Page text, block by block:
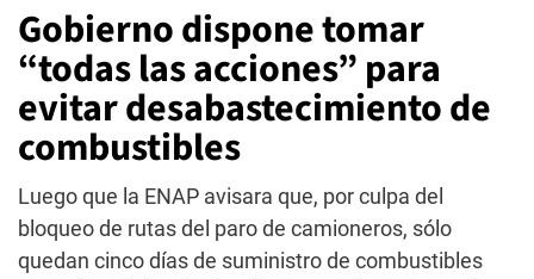
Gobierno dispone tomar
“todas las acciones” para
evitar desabastecimiento de
combustibles
Luego que la ENAP avisara que, por culpa del
bloqueo de rutas del paro de camioneros, sólo
quedan cinco días de suministro de combustibles